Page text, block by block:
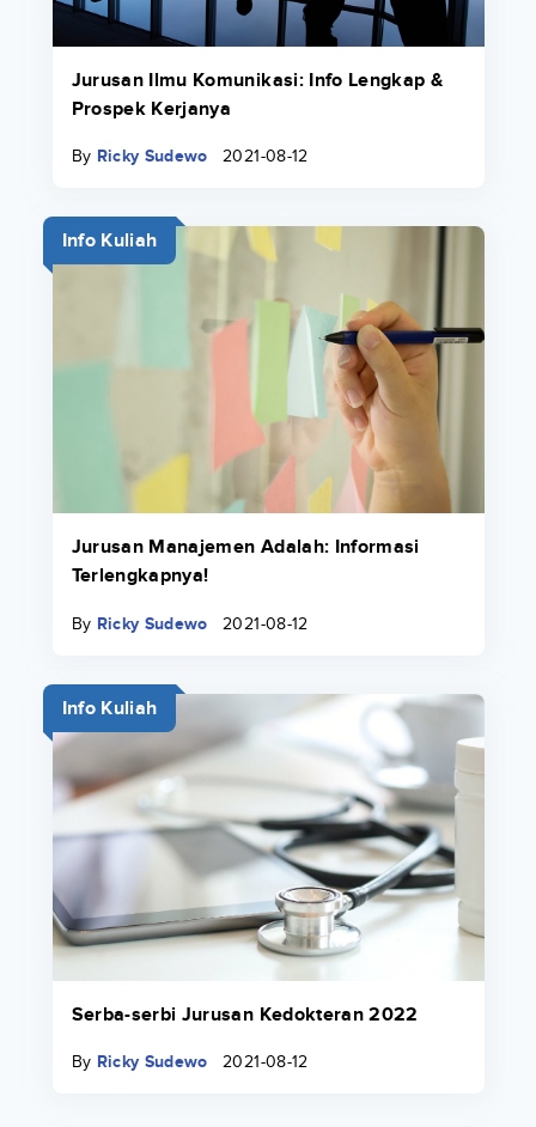
Jurusan Ilmu Komunikasi: Info Lengkap &
Prospek Kerjanya
By Ricky Sudewo 2021-08-12
Info Kuliah
Jurusan Manajemen Adalah: Informasi
Terlengkapnya!
By Ricky Sudewo 2021-08-12
Info Kuliah
Serba-serbi Jurusan Kedokteran 2022
By Ricky Sudewo 2021-08-12